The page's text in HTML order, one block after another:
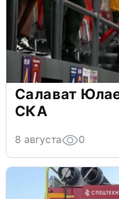
Салават
СКА
8 августа 0